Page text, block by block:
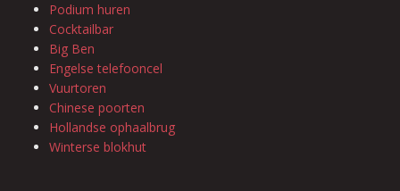
Podium huren
Cocktailbar
Big Ben
Engelse telefooncel
Vuurtoren
Chinese poorten
Hollandse ophaalbrug
Winterse blokhut